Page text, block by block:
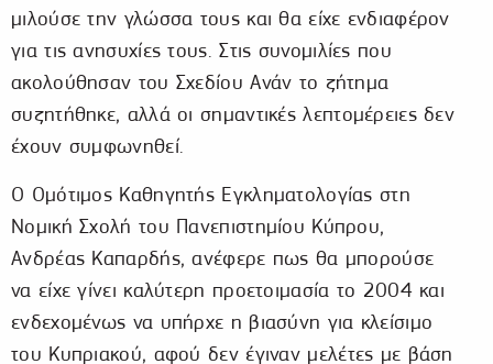
μιλούσε την γλώσσα τους και θα είχε ενδιαφέρον
για τις ανησυχίες τους. Στις συνομιλίες που
ακολούθησαν του Σχεδίου Ανάν το ζήτημα
συζητήθηκε, αλλά οι σημαντικές λεπτομέρειες δεν
έχουν συμφωνηθεί.
Ο Ομότιμος Καθηγητής Εγκληματολογίας στη
Νομική Σχολή του Πανεπιστημίου Κύπρου,
Ανδρέας Καπαρδής, ανέφερε πως θα μπορούσε
να είχε γίνει καλύτερη προετοιμασία το 2004 και
ενδεχομένως να υπήρχε η βιασύνη για κλείσιμο
του Κυπριακού, αφού δεν έγιναν μελέτες με βάση